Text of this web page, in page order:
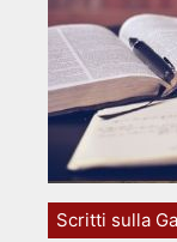
Scritti sulla